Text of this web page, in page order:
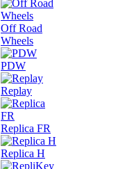
Off Road
Wheels
PDW
Replay
Replica FR
Replica H